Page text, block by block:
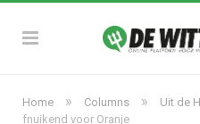
Home » Columns » Uit de
fnuikend voor Oranje